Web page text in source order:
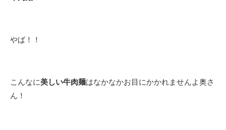
やば！！
こんなに美しい牛肉麺はなかなかお目にかかれませんよ奥さ
ん！